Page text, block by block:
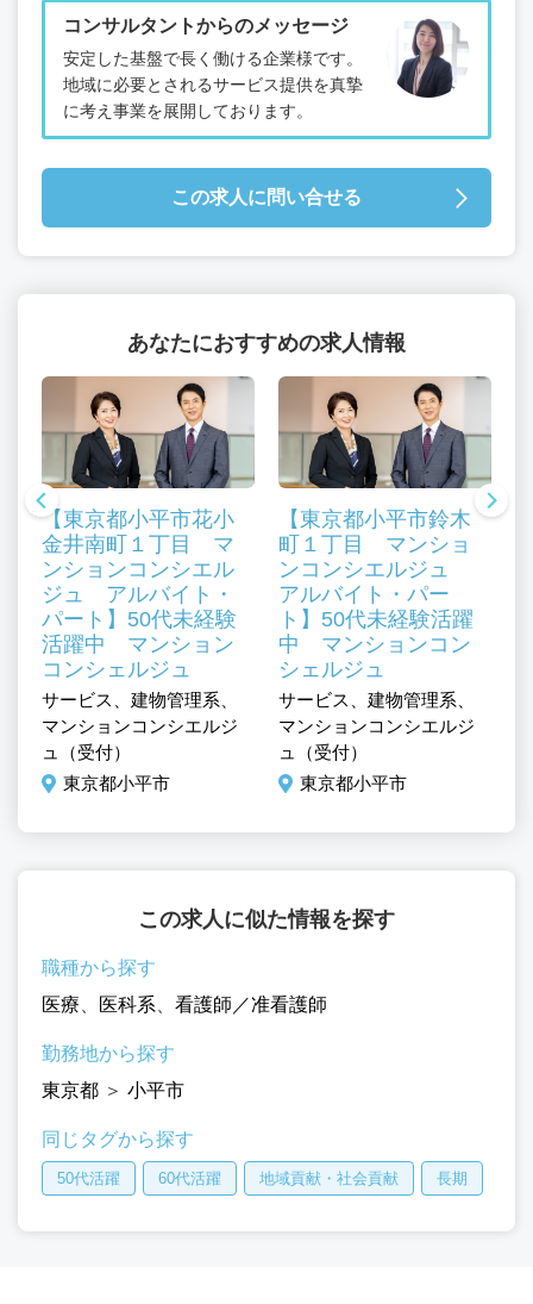
コンサルタントからのメッセージ
安定した基盤で長く働ける企業様です。
地域に必要とされるサービス提供を真摯
に考え事業を展開しております。
この求人に問い合せる
あなたにおすすめの求人情報
【東京都小平市花小
金井南町１丁目 マ
ンションコンシエル
ジュ アルバイト・
パート】50代未経験
活躍中 マンション
コンシェルジュ
サービス、建物管理系、
マンションコンシエルジ
ュ（受付）
東京都小平市
【東京都小平市鈴木
町１丁目 マンショ
ンコンシエルジュ
アルバイト・パー
ト】50代未経験活躍
中 マンションコン
シェルジュ
サービス、建物管理系、
マンションコンシエルジ
ュ（受付）
東京都小平市
この求人に似た情報を探す
職種から探す
医療
医科系 看護師／准看護師
勤務地から探す
東京都 ＞ 小平市
同じタグから探す
50代活躍 60代活躍 地域貢献・社会貢献 長期